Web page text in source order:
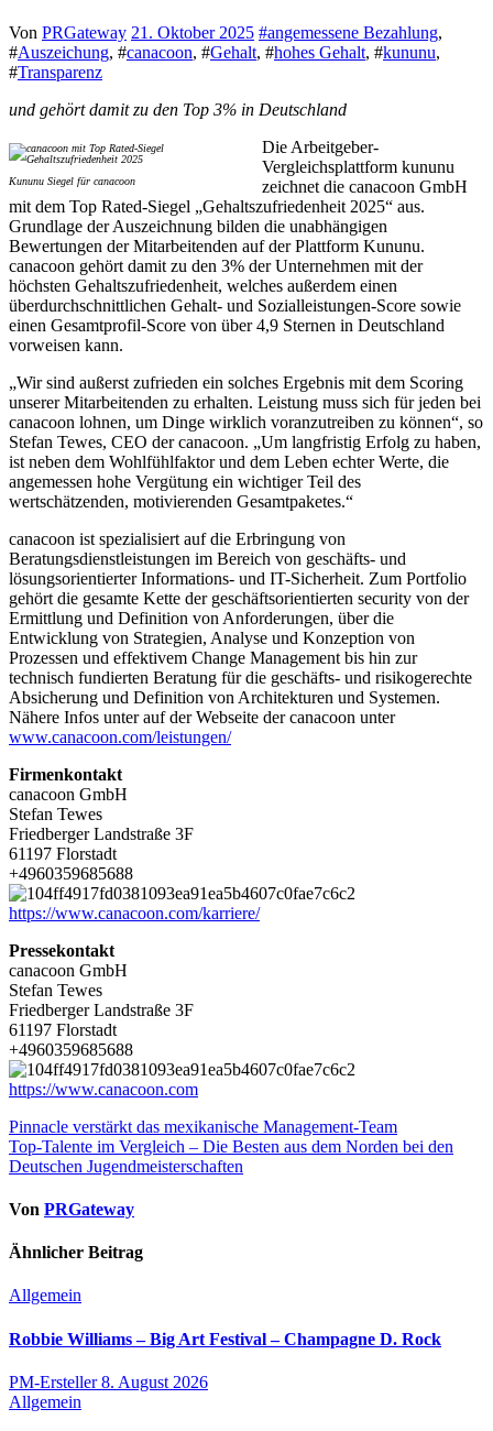
Von PRGateway 21. Oktober 2025 #angemessene Bezahlung,
#Auszeichung, #canacoon, #Gehalt, #hohes Gehalt, #kununu,
#Transparenz
und gehört damit zu den Top 3% in Deutschland
Kununu Siegel für canacoon
Die Arbeitgeber-
Vergleichsplattform kununu
zeichnet die canacoon GmbH
mit dem Top Rated-Siegel „Gehaltszufriedenheit 2025“ aus.
Grundlage der Auszeichnung bilden die unabhängigen
Bewertungen der Mitarbeitenden auf der Plattform Kununu.
canacoon gehört damit zu den 3% der Unternehmen mit der
höchsten Gehaltszufriedenheit, welches außerdem einen
überdurchschnittlichen Gehalt- und Sozialleistungen-Score sowie
einen Gesamtprofil-Score von über 4,9 Sternen in Deutschland
vorweisen kann.
„Wir sind außerst zufrieden ein solches Ergebnis mit dem Scoring
unserer Mitarbeitenden zu erhalten. Leistung muss sich für jeden bei
canacoon lohnen, um Dinge wirklich voranzutreiben zu können“, so
Stefan Tewes, CEO der canacoon. „Um langfristig Erfolg zu haben,
ist neben dem Wohlfühlfaktor und dem Leben echter Werte, die
angemessen hohe Vergütung ein wichtiger Teil des
wertschätzenden, motivierenden Gesamtpaketes.“
canacoon ist spezialisiert auf die Erbringung von
Beratungsdienstleistungen im Bereich von geschäfts- und
lösungsorientierter Informations- und IT-Sicherheit. Zum Portfolio
gehört die gesamte Kette der geschäftsorientierten security von der
Ermittlung und Definition von Anforderungen, über die
Entwicklung von Strategien, Analyse und Konzeption von
Prozessen und effektivem Change Management bis hin zur
technisch fundierten Beratung für die geschäfts- und risikogerechte
Absicherung und Definition von Architekturen und Systemen.
Nähere Infos unter auf der Webseite der canacoon unter
www.canacoon.com/leistungen/
Firmenkontakt
canacoon GmbH
Stefan Tewes
Friedberger Landstraße 3F
61197 Florstadt
+4960359685688
https://www.canacoon.com/karriere/
Pressekontakt
canacoon GmbH
Stefan Tewes
Friedberger Landstraße 3F
61197 Florstadt
+4960359685688
https://www.canacoon.com
Beitragsnavigation
Pinnacle verstärkt das mexikanische Management-Team
Top-Talente im Vergleich – Die Besten aus dem Norden bei den
Deutschen Jugendmeisterschaften
Von PRGateway
Ähnlicher Beitrag
Allgemein
Robbie Williams – Big Art Festival – Champagne D. Rock
PM-Ersteller8. August 2026
Allgemein